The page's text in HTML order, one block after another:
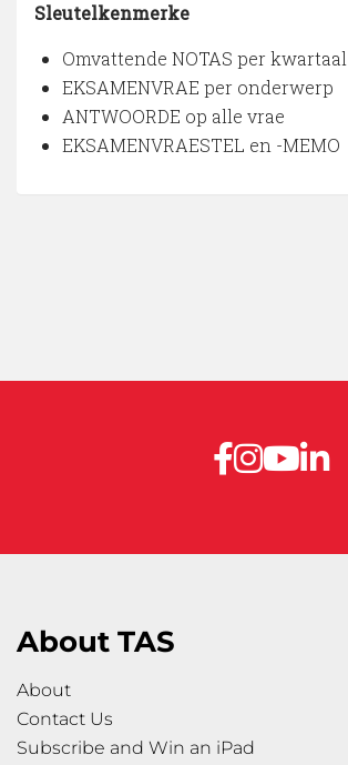
Sleutelkenmerke
Omvattende NOTAS per kwartaal
EKSAMENVRAE per onderwerp
ANTWOORDE op alle vrae
EKSAMENVRAESTEL en -MEMO
About TAS
About
Contact Us
Subscribe and Win an iPad